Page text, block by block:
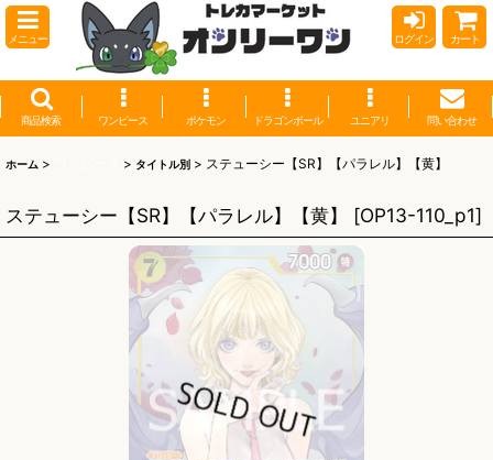
メニュー ログイン カート
商品検索 ワンピース ポケモン ドラゴンボール ユニアリ 問い合わせ
ホーム > > タイトル別 > ステューシー【SR】【パラレル】【黄】
ステューシー【SR】【パラレル】【黄】 [OP13-110_p1]